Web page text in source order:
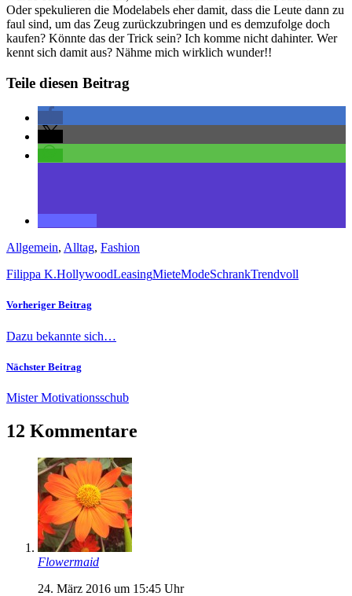
Oder spekulieren die Modelabels eher damit, dass die Leute dann zu
faul sind, um das Zeug zurückzubringen und es demzufolge doch
kaufen? Könnte das der Trick sein? Ich komme nicht dahinter. Wer
kennt sich damit aus? Nähme mich wirklich wunder!!
Teile diesen Beitrag
Allgemein, Alltag, Fashion
Filippa K.HollywoodLeasingMieteModeSchrankTrendvoll
Vorheriger Beitrag
Dazu bekannte sich…
Nächster Beitrag
Mister Motivationsschub
12 Kommentare
Flowermaid
24. März 2016 um 15:45 Uhr